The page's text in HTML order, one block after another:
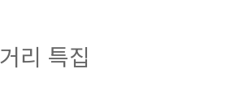
리 특집